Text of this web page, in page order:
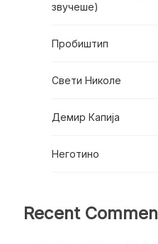
звучеше)
Пробиштип
Свети Николе
Демир Капија
Неготино
Recent